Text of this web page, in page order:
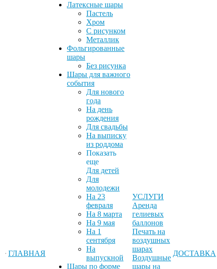
ГЛАВНАЯ
Латексные шары
Пастель
Хром
С рисунком
Металлик
Фольгированные
шары
Без рисунка
Шары для важного
события
Для нового
года
На день
рождения
Для свадьбы
На выписку
из роддома
Показать
еще
Для детей
Для
молодежи
На 23
февраля
На 8 марта
На 9 мая
На 1
сентября
На
выпускной
Шары по форме
УСЛУГИ
Аренда
гелиевых
баллонов
Печать на
воздушных
шарах
Воздушные
шары на
ДОСТАВКА